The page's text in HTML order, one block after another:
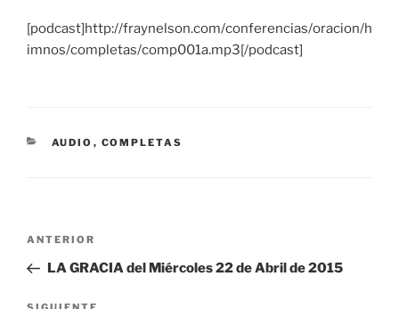
[podcast]http://fraynelson.com/conferencias/oracion/h
imnos/completas/comp001a.mp3[/podcast]
CATEGORÍAS
AUDIO , COMPLETAS
Navegación
entradas
Entrada
anterior:
ANTERIOR
LA GRACIA del Miércoles 22 de Abril de 2015